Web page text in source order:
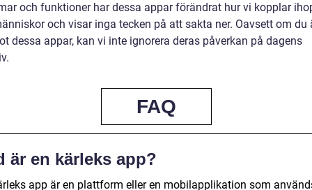
och funktioner har dessa appar förändrat hur vi kopplar
och visar inga tecken på att sakta ner. Oavsett om du
dessa appar, kan vi inte ignorera deras påverkan på dagens
FAQ
är en kärleks app?
app är en plattform eller en mobilapplikation som